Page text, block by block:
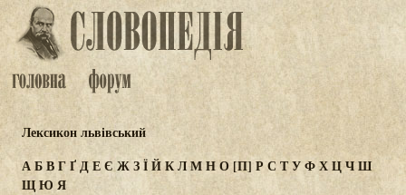
Лексикон львівський
АБВГҐДЕЄ ЖЗЇЙКЛМНО[П] Р С ТУФХЦЧШ
ЩЮ Я